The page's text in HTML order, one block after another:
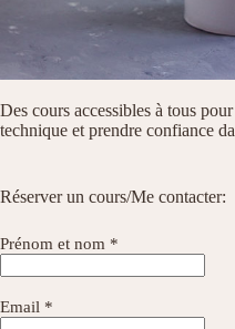
Des cours accessibles à tous
technique et prendre confiance
Réserver un cours/Me contacter:
Prénom et nom *
Email *